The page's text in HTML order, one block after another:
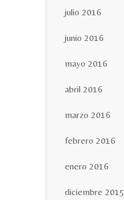
julio 2016
junio 2016
mayo 2016
abril 2016
marzo 2016
febrero 2016
enero 2016
diciembre 2015